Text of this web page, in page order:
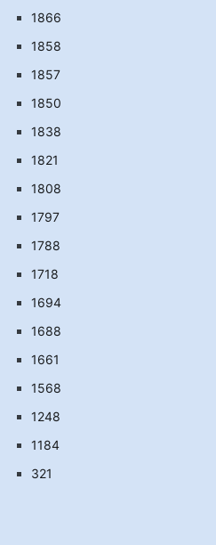
1866
1858
1857
1850
1838
1821
1808
1797
1788
1718
1694
1688
1661
1568
1248
1184
321